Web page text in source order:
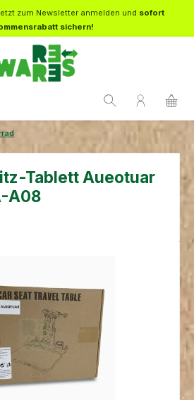
zum Newsletter anmelden und sofort
sichern!
Tablett Aueotuar
A08